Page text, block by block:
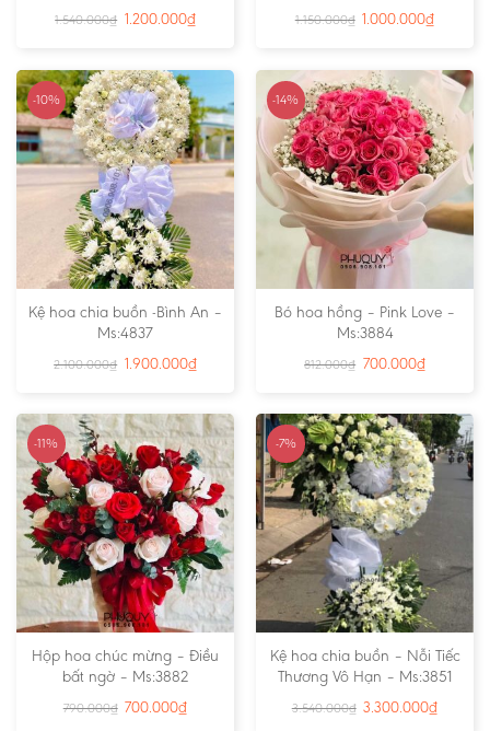
1.540.000₫ 1.200.000₫ 1.150.000₫ 1.000.000₫
-10%
Kệ hoa chia buồn -Bình An –
Ms:4837
2.100.000₫ 1.900.000₫
-14%
Bó hoa hồng – Pink Love –
Ms:3884
812.000₫ 700.000₫
-11%
Hộp hoa chúc mừng – Điều
bất ngờ – Ms:3882
790.000₫ 700.000₫
-7%
Kệ hoa chia buồn – Nỗi Tiếc
Thương Vô Hạn – Ms:3851
3.540.000₫ 3.300.000₫